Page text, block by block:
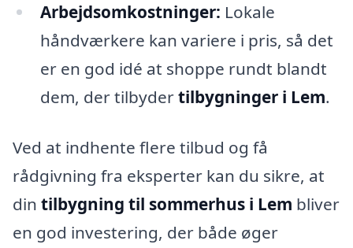
Arbejdsomkostninger: Lokale
håndværkere kan variere i pris, så det
er en god idé at shoppe rundt blandt
dem, der tilbydertilbygninger i Lem.
Ved at indhente flere tilbud og få
rådgivning fra eksperter kan du sikre, at
din tilbygning til sommerhus i Lem bliver
en god investering, der både øger